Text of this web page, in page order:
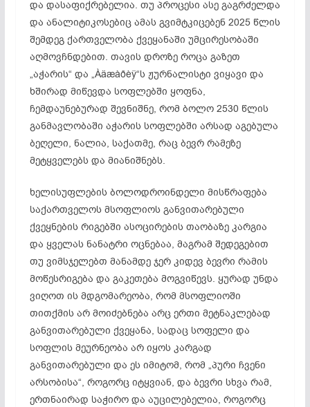
და დასაფიქრებელია. თუ პროცესი ასე გაგრძელდა
და ანალიტიკოსებიც ამას გვიმტკიცებენ 2025 წლის
შემდეგ ქართველობა ქვეყანაში უმცირესობაში
აღმოვჩნდებით. თავის დროზე როცა გაზეთ
„აჭარის“ და „Àäæàðèÿ“ს ჟურნალისტი ვიყავი და
ხშირად მიწევდა სოფლებში ყოფნა,
ჩემდაუნებურად შევნიშნე, რომ ბოლო 2530 წლის
განმავლობაში აჭარის სოფლებში არსად აგებულა
ბეღელი, ნალია, საქათმე, რაც ბევრ რამეზე
მეტყველებს და მიანიშნებს.
ხელისუფლების ბოლოდროინდელი მისწრაფება
საქართველოს მსოფლიოს განვითარებული
ქვეყნების რიგებში ასოცირების თაობაზე კარგია
და ყველას ნანატრი ოცნებაა, მაგრამ შედეგებით
თუ ვიმსჯელებთ მანამდე ჯერ კიდევ ბევრი რამის
მოწესრიგება და გაკეთება მოგვიწევს. ყურად უნდა
ვიღოთ ის მდგომარეობა, რომ მსოფლიოში
თითქმის არ მოიძებნება არც ერთი მეტნაკლებად
განვითარებული ქვეყანა, სადაც სოფელი და
სოფლის მეურნეობა არ იყოს კარგად
განვითარებული და ეს იმიტომ, რომ „პური ჩვენი
არსობისა“, როგორც იტყვიან, და ბევრი სხვა რამ,
ერთნაირად საჭირო და აუცილებელია, როგორც